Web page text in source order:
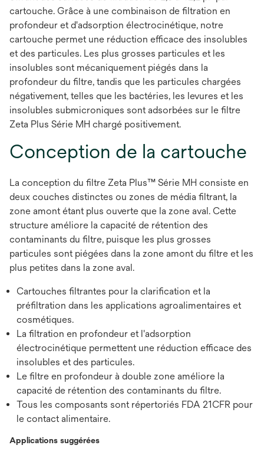
cartouche. Grâce à une combinaison de filtration en
profondeur et d'adsorption électrocinétique, notre
cartouche permet une réduction efficace des insolubles
et des particules. Les plus grosses particules et les
insolubles sont mécaniquement piégés dans la
profondeur du filtre, tandis que les particules chargées
négativement, telles que les bactéries, les levures et les
insolubles submicroniques sont adsorbées sur le filtre
Zeta Plus Série MH chargé positivement.
Conception de la cartouche
La conception du filtre Zeta Plus™ Série MH consiste en
deux couches distinctes ou zones de média filtrant, la
zone amont étant plus ouverte que la zone aval. Cette
structure améliore la capacité de rétention des
contaminants du filtre, puisque les plus grosses
particules sont piégées dans la zone amont du filtre et les
plus petites dans la zone aval.
Cartouches filtrantes pour la clarification et la
préfiltration dans les applications agroalimentaires et
cosmétiques.
La filtration en profondeur et l'adsorption
électrocinétique permettent une réduction efficace des
insolubles et des particules.
Le filtre en profondeur à double zone améliore la
capacité de rétention des contaminants du filtre.
Tous les composants sont répertoriés FDA 21CFR pour
le contact alimentaire.
Applications suggérées